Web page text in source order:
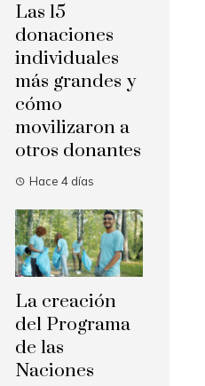
Las 15
donaciones
individuales
más grandes y
cómo
movilizaron a
otros donantes
Hace 4 días
La creación
del Programa
de las
Naciones